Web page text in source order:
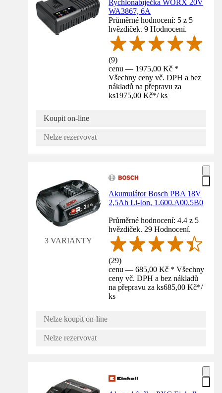
Rychlonabíječka WORX 20V
WA3867, 6A
Průměrné hodnocení: 5 z 5
hvězdiček. 9 Hodnocení.
(9)
cenu — 1975,00 Kč *
Všechny ceny vč. DPH a bez
nákladů na přepravu za
ks1975,00 Kč*/ ks
Koupit on-line
Nelze rezervovat
3 VARIANTY
Akumulátor Bosch PBA 18V
2,5Ah Li-Ion, 1.600.A00.5B0
Průměrné hodnocení: 4.4 z 5
hvězdiček. 29 Hodnocení.
(29)
cenu — 685,00 Kč * Všechny
ceny vč. DPH a bez nákladů
na přepravu za ks685,00 Kč*/
ks
Nelze koupit on-line
Nelze rezervovat